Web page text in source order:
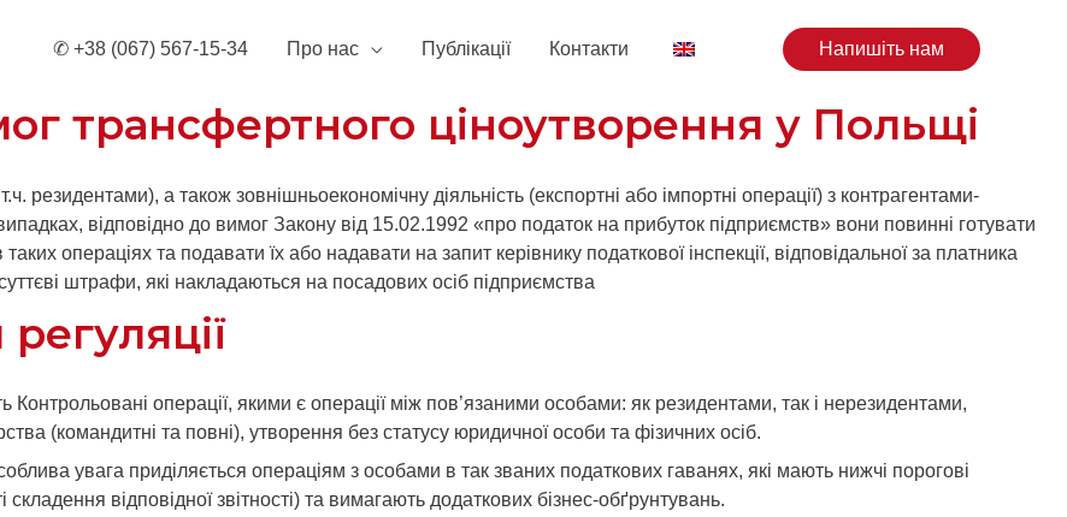
✆ +38 (067) 567-15-34 Про нас Публікації Контакти Напишіть нам
трансфертного ціноутворення у Польщі
резидентами), а також зовнішньоекономічну діяльність (експортні або імпортні операції) з контрагентами-
відповідно до вимог Закону від 15.02.1992 «про податок на прибуток підприємств» вони повинні готувати
операціях та подавати їх або надавати на запит керівнику податкової інспекції, відповідальної за платника
штрафи, які накладаються на посадових осіб підприємства
операції, якими є операції між пов’язаними особами: як резидентами, так і нерезидентами,
(командитні та повні), утворення без статусу юридичної особи та фізичних осіб.
увага приділяється операціям з особами в так званих податкових гаванях, які мають нижчі порогові
відповідної звітності) та вимагають додаткових бізнес-обґрунтувань.